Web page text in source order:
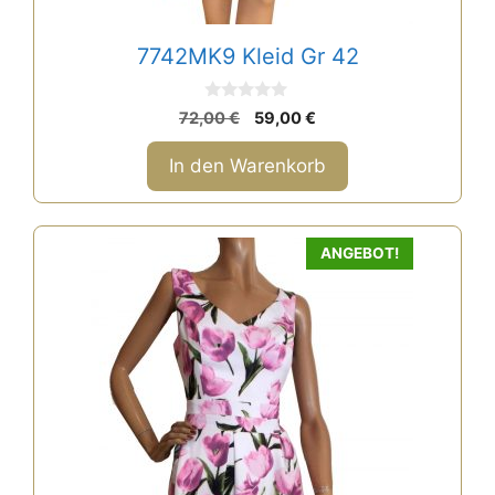
7742MK9 Kleid Gr 42
0
v
o
n
5
72,00€
Ursprünglicher
Preis
war:
72,00 €
59,00€
Preis
ist:
59,00 €.
In den Warenkorb
ANGEBOT!